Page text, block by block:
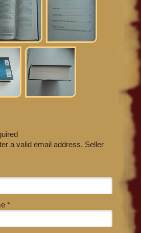
a valid email address. Seller
*